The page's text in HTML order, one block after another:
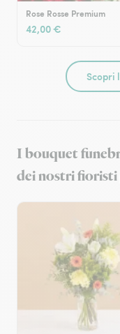
Rose Rosse Premium
42,00 €
Scopri
I bouquet
dei nostri